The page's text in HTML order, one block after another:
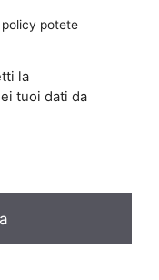
policy potete
la
tuoi dati da